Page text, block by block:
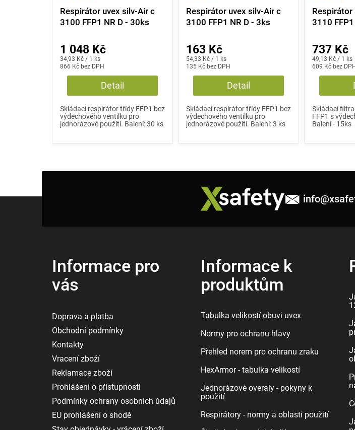
Respirátor uvex silv-Air c
3100 FFP1 NR D - 30ks
866 Kč bez DPH
1 048 Kč
Měrná
cena:
34,93 Kč / 1 ks
Detail
Skládací respirátor třídy FFP1 bez
výdechového ventilku pro
jednorázové použití. Balení: 30 ks
Respirátor uvex silv-Air c
3100 FFP1 NR D - 3ks
135 Kč bez DPH
163 Kč
Měrná
cena:
54,33 Kč / 1 ks
Detail
Skládací respirátor třídy FFP1 bez
výdechového ventilku pro
jednorázové použití. Balení: 3 ks
3110
609 Kč bez DPH
737 Kč
Měrná
cena:
49,13 Kč / 1 ks
Skládací
FFP1 s
Balení - 15ks
info@
Informace pro
vás
Doprava a platba
Obchodní podmínky
Kontakty
Vracení zboží
Reklamace zboží
Prohlášení o přístupnosti
Podmínky ochrany osobních údajů
EU prohlášení o shodě
Informace k
produktům
Tabulka velikostí obuvi uvex
Normy pro ochranu hlavy
Přehled norem pro ochranu zraku
HexArmor - tabulka velikostí
Jednorázové overaly - pokyny k
použití
Respirátory - normy a oblasti použití